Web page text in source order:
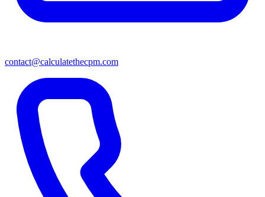
contact@calculatethecpm.com